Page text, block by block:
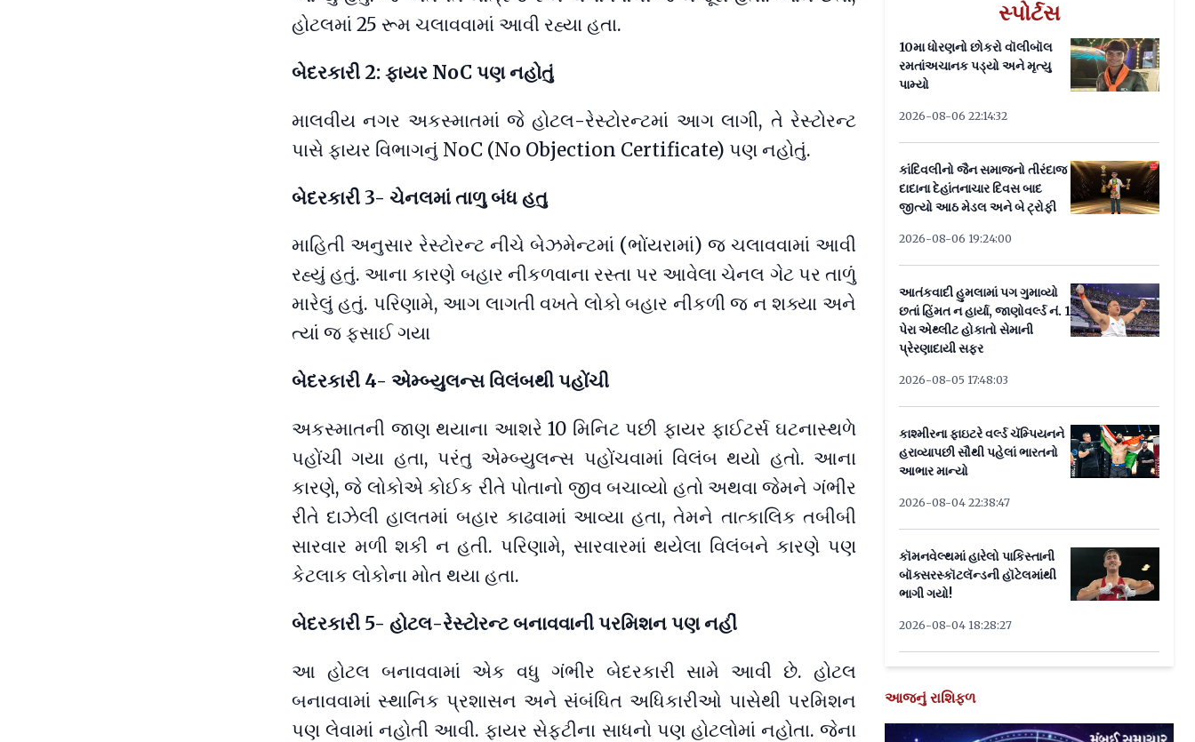
હોટલમાં 25 રૂમ ચલાવવામાં આવી રહ્યા હતા.
બેદરકારી 2: ફાયર NoC પણ નહોતું
માલવીય નગર અકસ્માતમાં જે હોટલ-રેસ્ટોરન્ટમાં આગ લાગી, તે રેસ્ટોરન્ટ
પાસે ફાયર વિભાગનું NoC (No Objection Certificate) પણ નહોતું.
બેદરકારી 3- ચેનલમાં તાળુ બંધ હતુ
માહિતી અનુસાર રેસ્ટોરન્ટ નીચે બેઝમેન્ટમાં (ભોંયરામાં) જ ચલાવવામાં આવી
રહ્યું હતું. આના કારણે બહાર નીકળવાના રસ્તા પર આવેલા ચેનલ ગેટ પર તાળું
મારેલું હતું. પરિણામે, આગ લાગતી વખતે લોકો બહાર નીકળી જ ન શક્યા અને
ત્યાં જ ફસાઈ ગયા
બેદરકારી 4- એમ્બ્યુલન્સ વિલંબથી પહોંચી
અકસ્માતની જાણ થયાના આશરે 10 મિનિટ પછી ફાયર ફાઈટર્સ ઘટનાસ્થળે
પહોંચી ગયા હતા, પરંતુ એમ્બ્યુલન્સ પહોંચવામાં વિલંબ થયો હતો. આના
કારણે, જે લોકોએ કોઈક રીતે પોતાનો જીવ બચાવ્યો હતો અથવા જેમને ગંભીર
રીતે દાઝેલી હાલતમાં બહાર કાઢવામાં આવ્યા હતા, તેમને તાત્કાલિક તબીબી
સારવાર મળી શકી ન હતી. પરિણામે, સારવારમાં થયેલા વિલંબને કારણે પણ
કેટલાક લોકોના મોત થયા હતા.
બેદરકારી 5- હોટલ-રેસ્ટોરન્ટ બનાવવાની પરમિશન પણ નહીં
આ હોટલ બનાવવામાં એક વધુ ગંભીર બેદરકારી સામે આવી છે. હોટલ
બનાવવામાં સ્થાનિક પ્રશાસન અને સંબંધિત અધિકારીઓ પાસેથી પરમિશન
પણ લેવામાં નહોતી આવી. ફાયર સેફ્ટીના સાધનો પણ હોટલોમાં નહોતા. જેના
સ્પોર્ટસ
10મા ધોરણનો છોકરો વૉલીબૉલ
રમતાંઅચાનક પડ્યો અને મૃત્યુ
પામ્યો
2026-08-06 22:14:32
કાંદિવલીનો જૈન સમાજનો તીરંદાજ
દાદાના દેહાંતનાચાર દિવસ બાદ
જીત્યો આઠ મેડલ અને બે ટ્રોફી
2026-08-06 19:24:00
આતંકવાદી હુમલામાં પગ ગુમાવ્યો
છતાં હિંમત ન હાર્યા, જાણોવર્લ્ડ નં. 1
પેરા એથ્લીટ હોકાતો સેમાની
પ્રેરણાદાયી સફર
2026-08-05 17:48:03
કાશ્મીરના ફાઇટરે વર્લ્ડ ચૅમ્પિયનને
હરાવ્યાપછી સૌથી પહેલાં ભારતનો
આભાર માન્યો
2026-08-04 22:38:47
કૉમનવેલ્થમાં હારેલો પાકિસ્તાની
બૉક્સરસ્કૉટલૅન્ડની હૉટેલમાંથી
ભાગી ગયો!
2026-08-04 18:28:27
આજનું રાશિફળ